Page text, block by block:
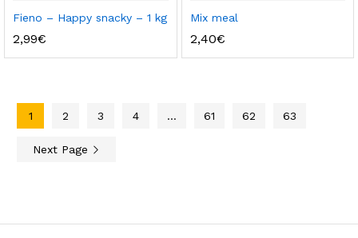
Fieno – Happy snacky – 1 kg
2,99€
Mix meal
2,40€
1 2 3 4 … 61 62 63
Next Page